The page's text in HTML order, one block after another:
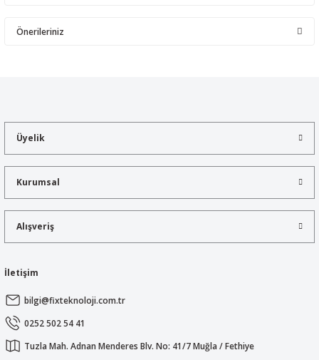
Önerileriniz
Ürün açıklamasında eksik bilgiler bulunuyor.
Ürün bilgilerinde hatalar bulunuyor.
Bu ürüne benzer farklı alternatifler olmalı.
Üyelik
Kurumsal
Alışveriş
İletişim
bilgi@fixteknoloji.com.tr
0252 502 54 41
Tuzla Mah. Adnan Menderes Blv. No: 41/7 Muğla / Fethiye